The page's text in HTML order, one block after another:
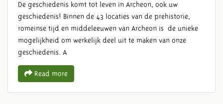
De geschiedenis komt tot leven in Archeon, ook uw
geschiedenis! Binnen de 43 locaties van de prehistorie,
romeinse tijd en middeleeuwen van Archeon is de unieke
mogelijkheid om werkelijk deel uit te maken van onze
geschiedenis. A
Read more